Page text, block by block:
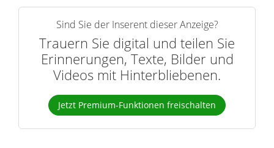
Sind Sie der Inserent dieser Anzeige?
Trauern Sie digital und teilen Sie
Erinnerungen, Texte, Bilder und
Videos mit Hinterbliebenen.
Jetzt Premium-Funktionen freischalten